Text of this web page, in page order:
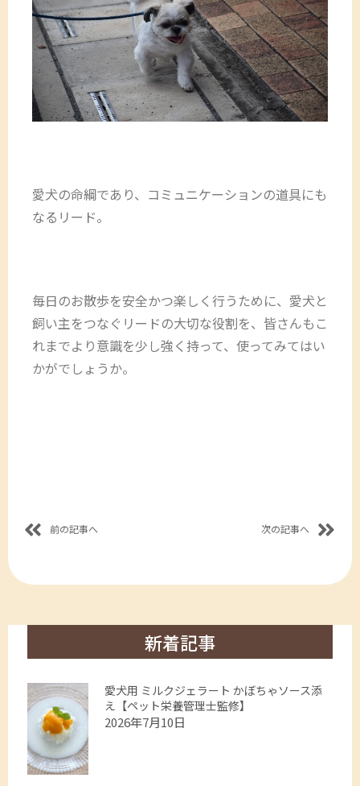
愛犬の命綱であり、コミュニケーションの道具にも
なるリード。
毎日のお散歩を安全かつ楽しく行うために、愛犬と
飼い主をつなぐリードの大切な役割を、皆さんもこ
れまでより意識を少し強く持って、使ってみてはい
かがでしょうか。
前の記事へ 次の記事へ
新着記事
愛犬用 ミルクジェラート かぼちゃソース添
え【ペット栄養管理士監修】
2026年7月10日